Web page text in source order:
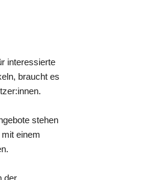
interessierte
braucht es
stehen
einem
der